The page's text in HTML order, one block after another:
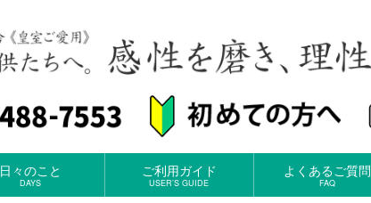
日々のこと
DAYS
ご利用ガイド
USER’S GUIDE
よくあるご質問
FAQ